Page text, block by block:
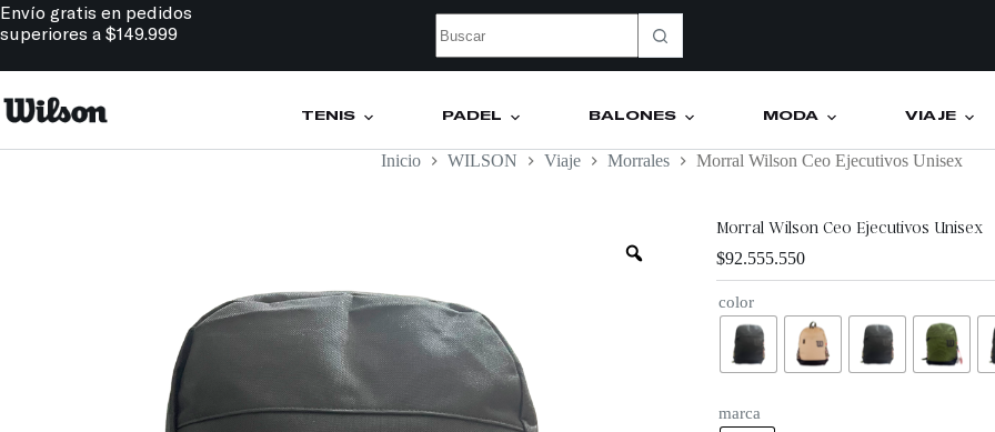
Envío gratis en pedidos
superiores a $149.999
TENIS PÁDEL BALONES MODA VIAJE
Inicio WILSON Viaje Morrales Morral Wilson Ceo Ejecutivos Unisex
Morral Wilson Ceo Ejecutivos Unisex
$92.555.550
color
marca